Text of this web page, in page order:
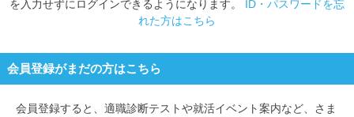
を入力せずにログインできるようになります。 ID・パスワードを忘
れた方はこちら
会員登録がまだの方はこちら
会員登録すると、 適職診断テストや就活イベント案内など、さま